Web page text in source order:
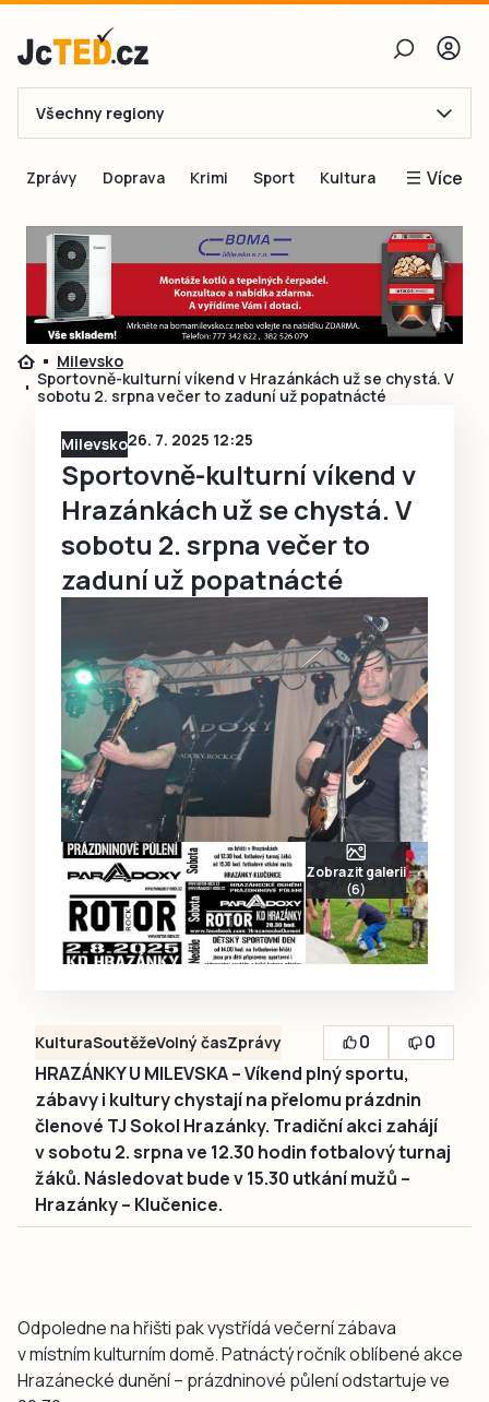
E-mail
Obnovit heslo
Přihlásit se
Ještě nemám účet, chci se
Registrovat
Všechny regiony
Zprávy Doprava Krimi Sport Kultura Více
Blogy
Inspirace
Čtenáři píší
Speciální přílohy
Milevsko
Sportovně-kulturní víkend v Hrazánkách už se chystá. V
sobotu 2. srpna večer to zaduní už popatnácté
Milevsko26. 7. 2025 12:25
Sportovně-kulturní víkend v
Hrazánkách už se chystá. V
sobotu 2. srpna večer to
zaduní už popatnácté
Zobrazit galerii
(6)
KulturaSoutěžeVolný časZprávy 0
0
HRAZÁNKY U MILEVSKA – Víkend plný sportu,
zábavy i kultury chystají na přelomu prázdnin
členové TJ Sokol Hrazánky. Tradiční akci zahájí
v sobotu 2. srpna ve 12.30 hodin fotbalový turnaj
žáků. Následovat bude v 15.30 utkání mužů –
Hrazánky – Klučenice.
Odpoledne na hřišti pak vystřídá večerní zábava
v místním kulturním domě. Patnáctý ročník oblíbené akce
Hrazánecké dunění – prázdninové půlení odstartuje ve